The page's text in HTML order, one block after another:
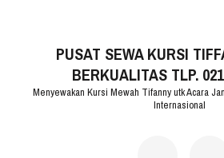
PUSAT SEWA KURSI
BERKUALITAS TLP.
Menyewakan Kursi Mewah Tifanny utk Acara
Internasional